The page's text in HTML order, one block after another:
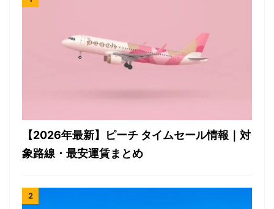
【2026年最新】ピーチ タイムセール情報｜対
象路線・最安運賃まとめ